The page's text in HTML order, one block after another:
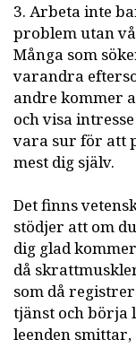
3. Arbeta inte
problem utan
Många som
varandra
andre kommer
och visa
vara sur för att
mest dig själv.
Det finns
stödjer att om
dig glad
då
som då
tjänst och börja
leenden